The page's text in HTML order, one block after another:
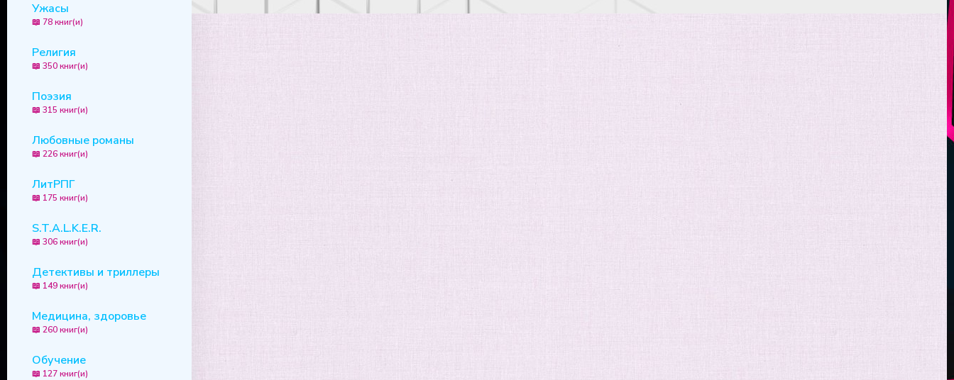
Ужасы
📖 78 книг(и)
Религия
📖 350 книг(и)
Поэзия
📖 315 книг(и)
Любовные романы
📖 226 книг(и)
ЛитРПГ
📖 175 книг(и)
S.T.A.L.K.E.R.
📖 306 книг(и)
Детективы и триллеры
📖 149 книг(и)
Медицина, здоровье
📖 260 книг(и)
Обучение
📖 127 книг(и)